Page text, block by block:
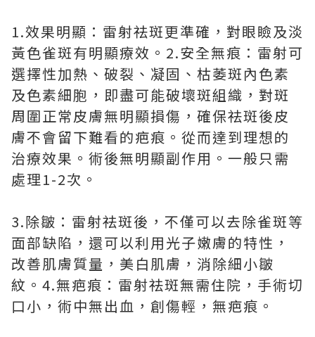
1.效果明顯：雷射祛斑更準確，對眼瞼及淡
黃色雀斑有明顯療效。2.安全無痕：雷射可
選擇性加熱、破裂、凝固、枯萎斑內色素
及色素細胞，即盡可能破壞斑組織，對斑
周圍正常皮膚無明顯損傷，確保祛斑後皮
膚不會留下難看的疤痕。從而達到理想的
治療效果。術後無明顯副作用。一般只需
處理1-2次。
3.除皺：雷射祛斑後，不僅可以去除雀斑等
面部缺陷，還可以利用光子嫩膚的特性，
改善肌膚質量，美白肌膚，消除細小皺
紋。4.無疤痕：雷射祛斑無需住院，手術切
口小，術中無出血，創傷輕，無疤痕。